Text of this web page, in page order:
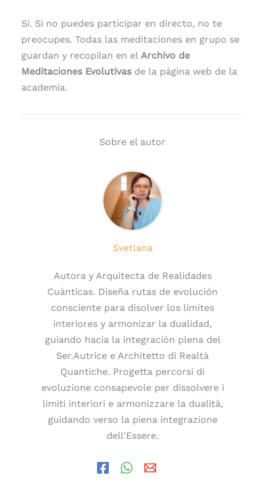
Sí. Si no puedes participar en directo, no te
preocupes. Todas las meditaciones en grupo se
guardan y recopilan en el Archivo de
Meditaciones Evolutivas de la página web de la
academia.
Sobre el autor
Svetlana
Autora y Arquitecta de Realidades
Cuánticas. Diseña rutas de evolución
consciente para disolver los límites
interiores y armonizar la dualidad,
guiando hacia la integración plena del
Ser.Autrice e Architetto di Realtà
Quantiche. Progetta percorsi di
evoluzione consapevole per dissolvere i
limiti interiori e armonizzare la dualità,
guidando verso la piena integrazione
dell'Essere.